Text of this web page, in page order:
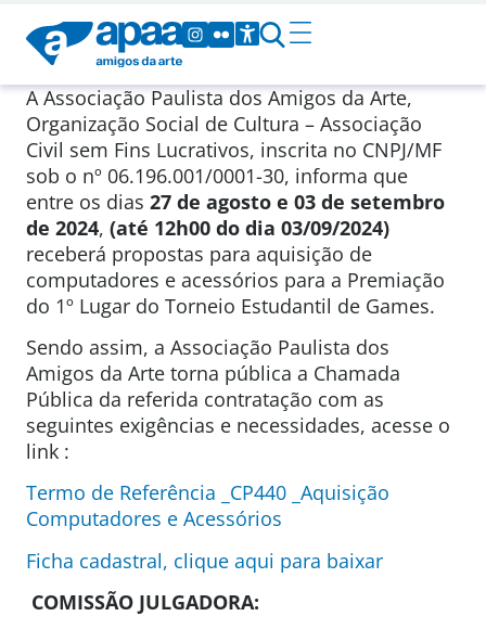
A Associação Paulista dos Amigos da Arte,
Organização Social de Cultura – Associação
Civil sem Fins Lucrativos, inscrita no CNPJ/MF
sob o nº 06.196.001/0001-30, informa que
entre os dias 27 de agosto e 03 de setembro
de 2024, (até 12h00 do dia 03/09/2024)
receberá propostas para aquisição de
computadores e acessórios para a Premiação
do 1º Lugar do Torneio Estudantil de Games.
Sendo assim, a Associação Paulista dos
Amigos da Arte torna pública a Chamada
Pública da referida contratação com as
seguintes exigências e necessidades, acesse o
link :
Termo de Referência _CP440 _Aquisição
Computadores e Acessórios
Ficha cadastral, clique aqui para baixar
COMISSÃO JULGADORA: